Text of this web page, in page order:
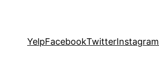
YelpFacebookTwitterInstagram